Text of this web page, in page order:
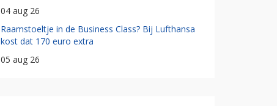
04 aug 26
Raamstoeltje in de Business Class? Bij Lufthansa
kost dat 170 euro extra
05 aug 26